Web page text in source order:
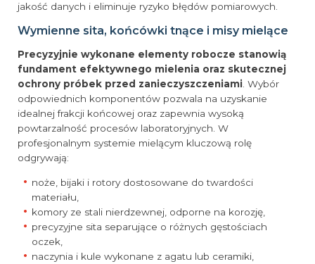
jakość danych i eliminuje ryzyko błędów pomiarowych.
Wymienne sita, końcówki tnące i misy mielące
Precyzyjnie wykonane elementy robocze stanowią
fundament efektywnego mielenia oraz skutecznej
ochrony próbek przed zanieczyszczeniami. Wybór
odpowiednich komponentów pozwala na uzyskanie
idealnej frakcji końcowej oraz zapewnia wysoką
powtarzalność procesów laboratoryjnych. W
profesjonalnym systemie mielącym kluczową rolę
odgrywają:
noże, bijaki i rotory dostosowane do twardości
materiału,
komory ze stali nierdzewnej, odporne na korozję,
precyzyjne sita separujące o różnych gęstościach
oczek,
naczynia i kule wykonane z agatu lub ceramiki,